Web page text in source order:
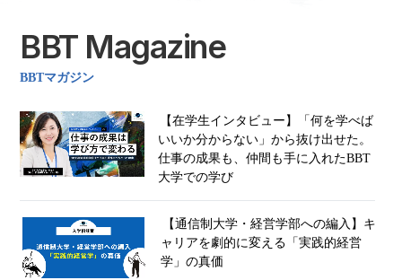
BBT Magazine
BBTマガジン
【在学生インタビュー】「何を学べば
いいか分からない」から抜け出せた。
仕事の成果も、仲間も手に入れたBBT
大学での学び
【通信制大学・経営学部への編入】キ
ャリアを劇的に変える「実践的経営
学」の真価